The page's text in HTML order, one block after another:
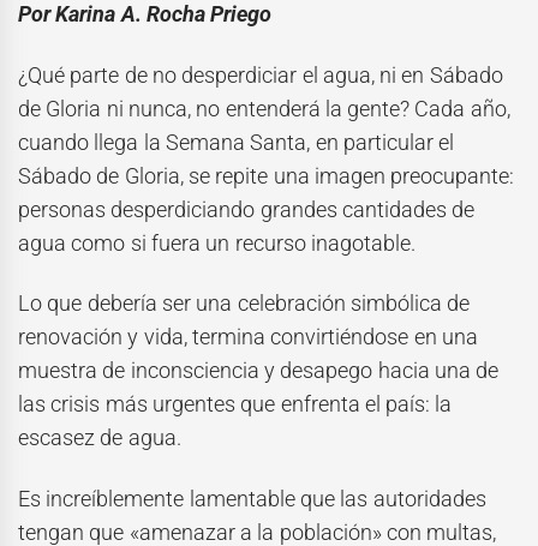
Por Karina A. Rocha Priego
¿Qué parte de no desperdiciar el agua, ni en Sábado
de Gloria ni nunca, no entenderá la gente? Cada año,
cuando llega la Semana Santa, en particular el
Sábado de Gloria, se repite una imagen preocupante:
personas desperdiciando grandes cantidades de
agua como si fuera un recurso inagotable.
Lo que debería ser una celebración simbólica de
renovación y vida, termina convirtiéndose en una
muestra de inconsciencia y desapego hacia una de
las crisis más urgentes que enfrenta el país: la
escasez de agua.
Es increíblemente lamentable que las autoridades
tengan que «amenazar a la población» con multas,